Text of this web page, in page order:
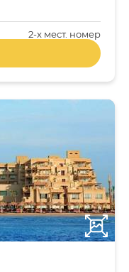
2-x мест. номер